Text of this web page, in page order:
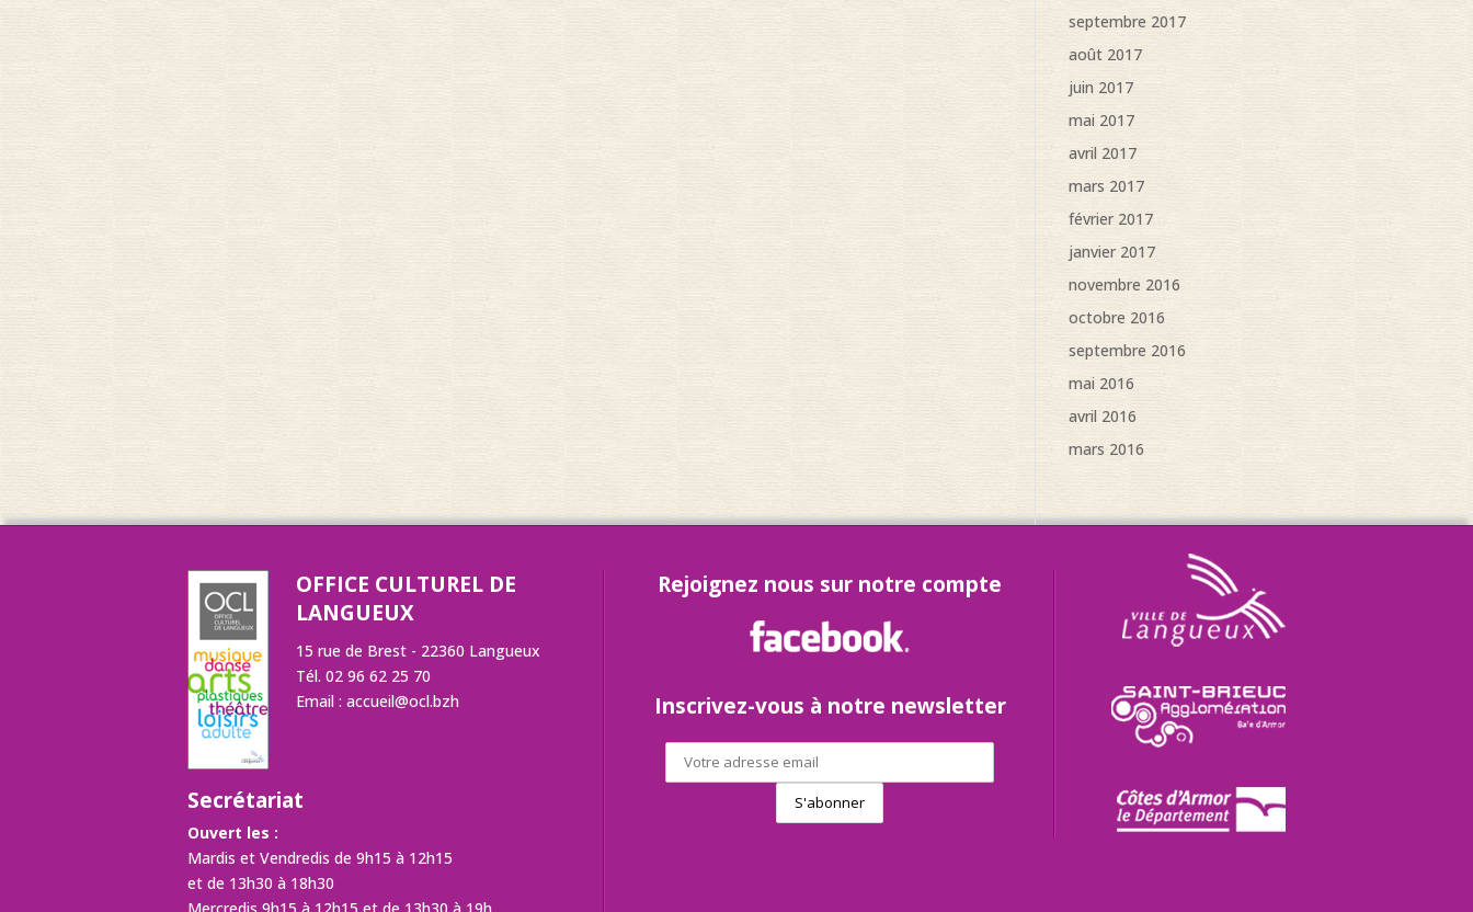
septembre 2017
août 2017
juin 2017
mai 2017
avril 2017
mars 2017
février 2017
janvier 2017
novembre 2016
octobre 2016
septembre 2016
mai 2016
avril 2016
mars 2016
OFFICE CULTUREL DE
LANGUEUX
15 rue de Brest - 22360 Langueux
Tél. 02 96 62 25 70
Email : accueil@ocl.bzh
Secrétariat
Ouvert les :
Mardis et Vendredis de 9h15 à 12h15
et de 13h30 à 18h30
Rejoignez nous sur notre compte
Inscrivez-vous à notre newsletter